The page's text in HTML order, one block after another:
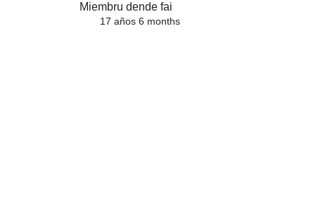
Miembru dende fai
17 años 6 months